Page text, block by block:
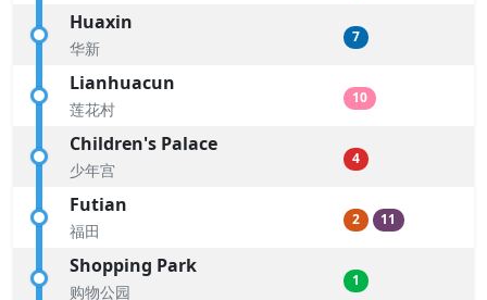
Huaxin
华新
7
Lianhuacun
莲花村
10
Children's Palace
少年宫
4
Futian
福田
2 11
Shopping Park
购物公园
1